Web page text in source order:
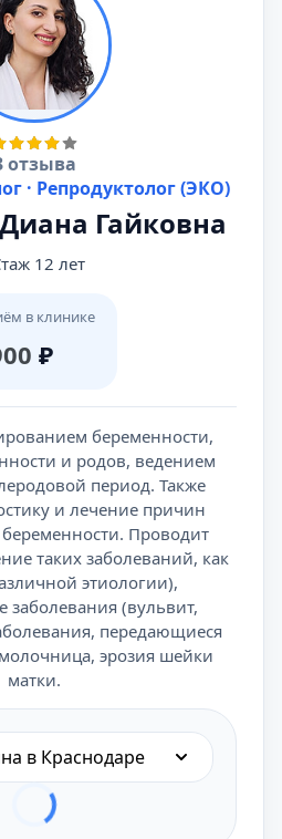
отзыва
· Репродуктолог (ЭКО)
Гайковна
12 лет
в клинике
₽
беременности,
и родов, ведением
период. Также
и лечение причин
Проводит
таких заболеваний, как
этиологии),
заболевания (вульвит,
передающиеся
эрозия шейки
матки.
в Краснодаре